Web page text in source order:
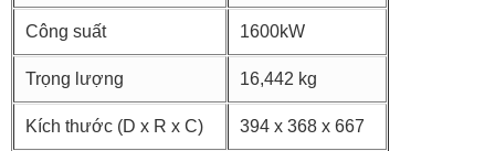
Công suất 1600kW
Trọng lượng 16,442 kg
Kích thước (D x R x C) 394 x 368 x 667